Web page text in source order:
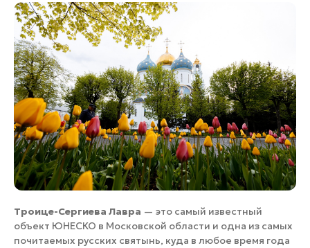
Троице-Сергиева Лавра — это самый известный
объект ЮНЕСКО в Московской области и одна из самых
почитаемых русских святынь, куда в любое время года